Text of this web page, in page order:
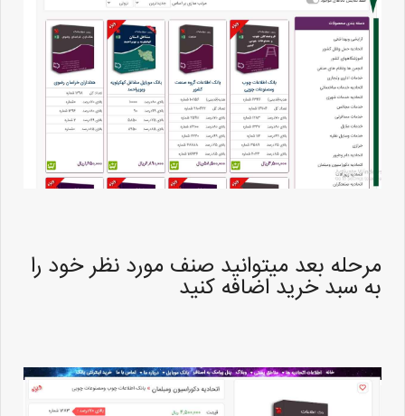
مرحله بعد میتوانید صنف مورد نظر خود را
به سبد خرید اضافه کنید